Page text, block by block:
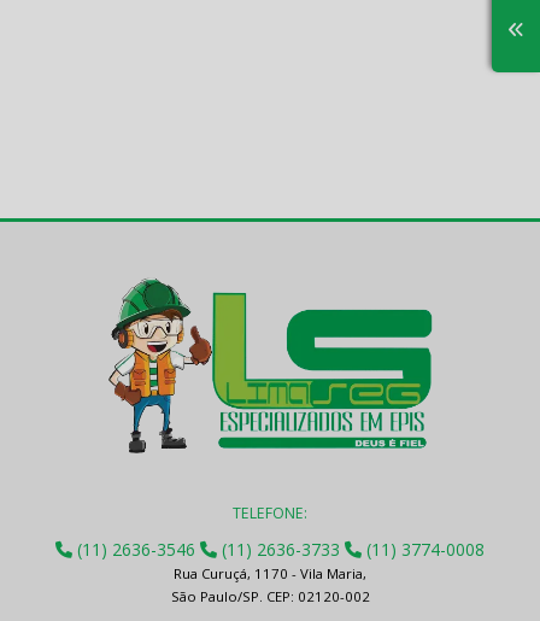
TELEFONE:
(11) 2636-3546 (11) 2636-3733 (11) 3774-0008
Rua Curuçá, 1170 - Vila Maria,
São Paulo/SP. CEP: 02120-002